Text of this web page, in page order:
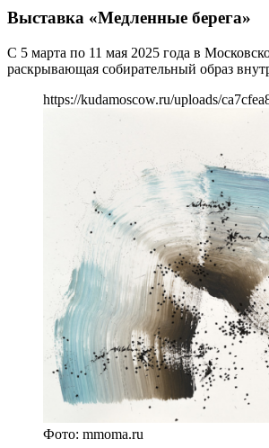
Выставка «Медленные берега»
С 5 марта по 11 мая 2025 года в
раскрывающая собирательный образ
https://kudamoscow.ru/uploads/
Фото: mmoma.ru